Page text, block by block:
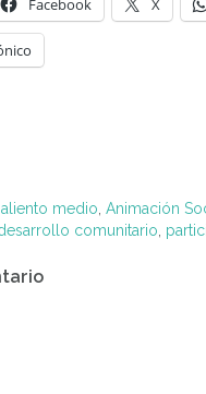
Facebook X
medio, Animación
comunitario,